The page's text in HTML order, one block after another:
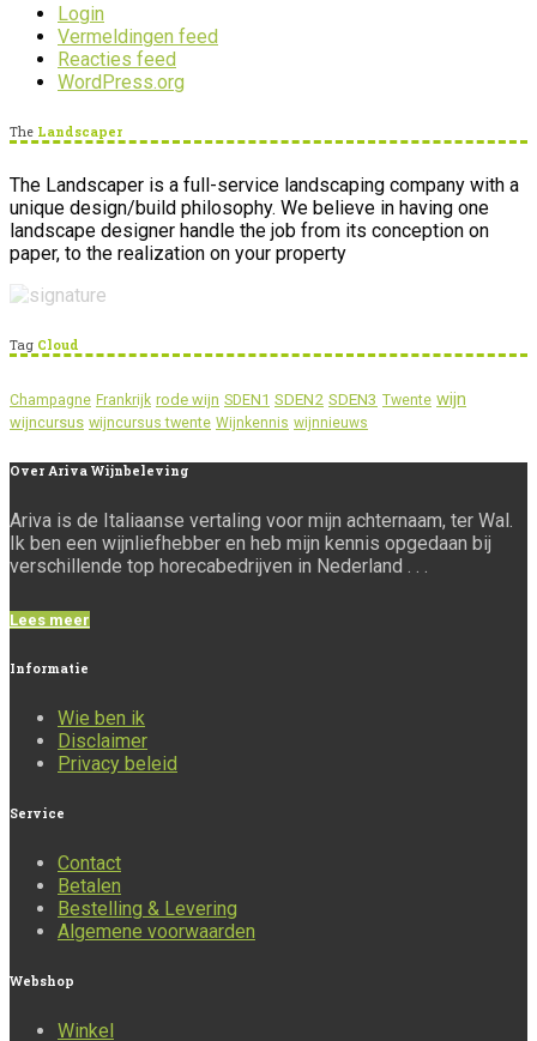
Login
Vermeldingen feed
Reacties feed
WordPress.org
The Landscaper
The Landscaper is a full-service landscaping company with a
unique design/build philosophy. We believe in having one
landscape designer handle the job from its conception on
paper, to the realization on your property
Tag Cloud
Champagne Frankrijk rode wijn SDEN1 SDEN2 SDEN3 Twente wijn
wijncursus wijncursus twente Wijnkennis wijnnieuws
Over Ariva Wijnbeleving
Ariva is de Italiaanse vertaling voor mijn achternaam, ter Wal.
Ik ben een wijnliefhebber en heb mijn kennis opgedaan bij
verschillende top horecabedrijven in Nederland . . .
Lees meer
Informatie
Wie ben ik
Disclaimer
Privacy beleid
Service
Contact
Betalen
Bestelling & Levering
Algemene voorwaarden
Webshop
Winkel